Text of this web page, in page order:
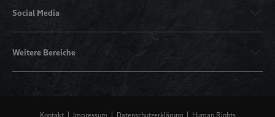
Social Media
Weitere Bereiche
Kontakt Impressum Datenschutzerklärung Human Rights